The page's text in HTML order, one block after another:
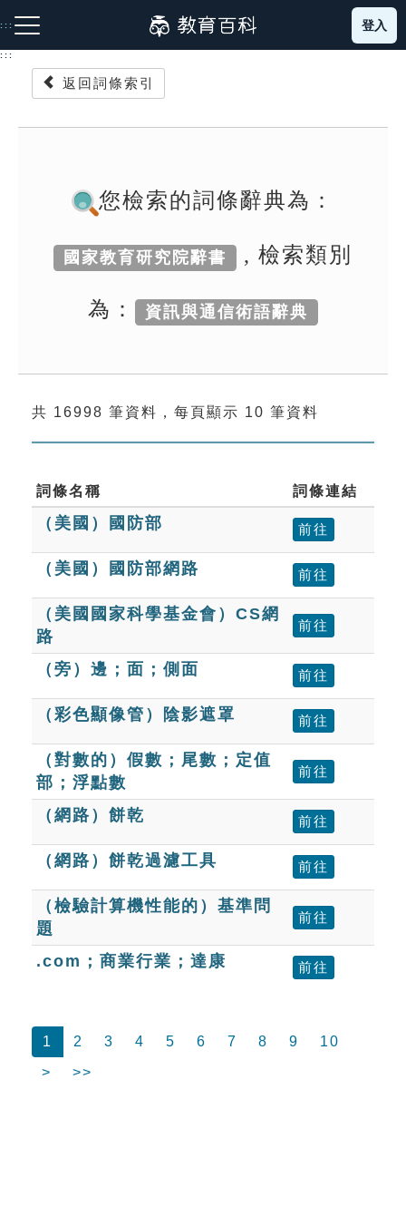
到
主
:::
生字詞彙表
成語故事
索引選單
單字索引
生命大百科索引
遊戲專區
教學應用
貓頭鷹博士
登入
:::
返回詞條索引
您檢索的詞條辭典為：
國家教育研究院辭書 , 檢索類別
為： 資訊與通信術語辭典
共 16998 筆資料，每頁顯示 10 筆資料
詞條名稱 詞條連結
（美國）國防部 前往
（美國）國防部網路 前往
（美國國家科學基金會）CS網
路
前往
（旁）邊；面；側面 前往
（彩色顯像管）陰影遮罩 前往
（對數的）假數；尾數；定值
部；浮點數
前往
（網路）餅乾 前往
（網路）餅乾過濾工具 前往
（檢驗計算機性能的）基準問
題
前往
.com；商業行業；達康 前往
1 2 3 4 5 6 7 8 9
10
>
>>